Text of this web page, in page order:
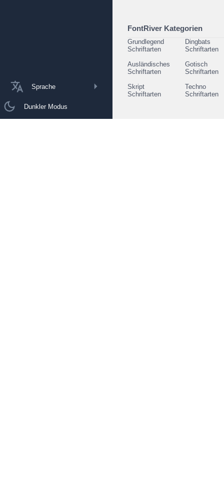
Sprache
Dunkler Modus
FontRiver Kategorien
Grundlegend
Schriftarten
Dingbats
Schriftarten
Ausländisches
Schriftarten
Gotisch
Schriftarten
Skript
Schriftarten
Techno
Schriftarten